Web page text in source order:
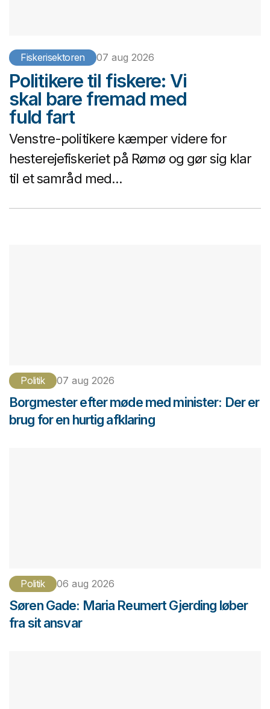
Fiskerisektoren 07 aug 2026
Politikere til fiskere: Vi
skal bare fremad med
fuld fart
Venstre-politikere kæmper videre for
hesterejefiskeriet på Rømø og gør sig klar
til et samråd med...
Politik 07 aug 2026
Borgmester efter møde med minister: Der er
brug for en hurtig afklaring
Politik 06 aug 2026
Søren Gade: Maria Reumert Gjerding løber
fra sit ansvar